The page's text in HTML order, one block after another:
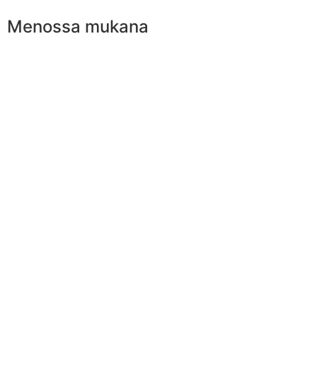
Menossa mukana